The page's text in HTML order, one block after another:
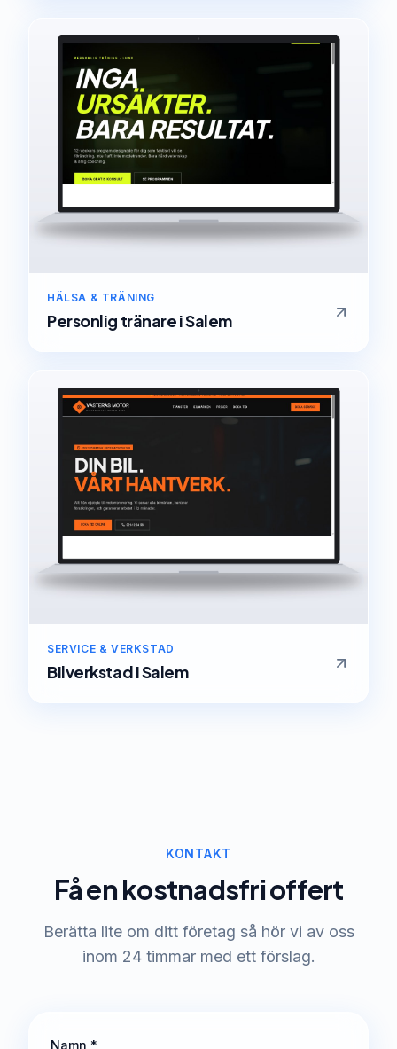
HÄLSA & TRÄNING
Personlig tränareiSalem
SERVICE & VERKSTAD
BilverkstadiSalem
KONTAKT
Få en kostnadsfri offert
Berätta lite om ditt företag så hör vi av oss
inom 24 timmar med ett förslag.
Namn *